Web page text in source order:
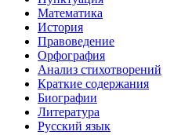
Математика
История
Правоведение
Орфография
Анализ стихотворений
Краткие содержания
Биографии
Литература
Русский язык